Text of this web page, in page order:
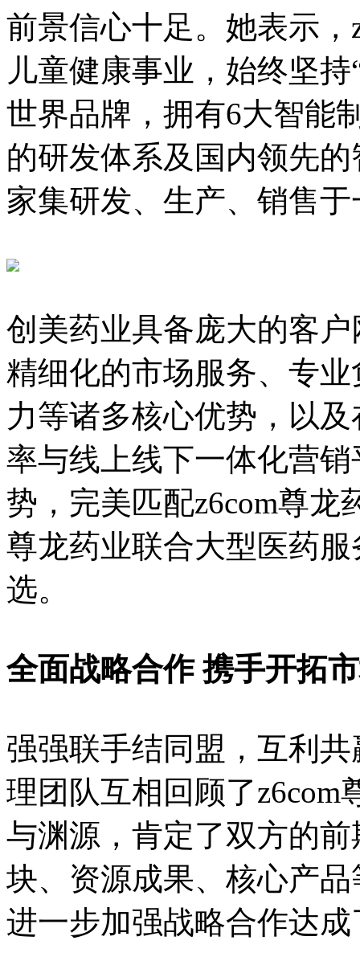
前景信心十足。她表示
儿童健康事业，始终坚
世界品牌，拥有6大智能
的研发体系及国内领先的
家集研发、生产、
创美药业具备庞大的客户网
精细化的市场服务、专
力等诸多核心优势，以
率与线上线下一体化营
势，完美匹配z6com尊
尊龙药业联合大型医药
选。
全面战略合作 携手开拓
强强联手结同盟，互利
理团队互相回顾了
与渊源，肯定了双方的
块、资源成果、核心
进一步加强战略合作达